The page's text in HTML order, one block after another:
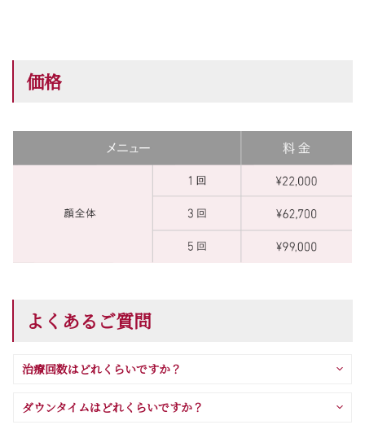
価格
よくあるご質問
治療回数はどれくらいですか？
ダウンタイムはどれくらいですか？